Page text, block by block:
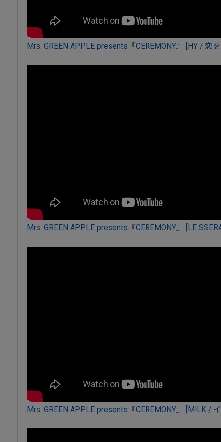
Mrs. GREEN APPLE presents『CEREMONY』 [HY / 恋
Mrs. GREEN APPLE presents『CEREMONY』 [LE
Mrs. GREEN APPLE presents『CEREMONY』 [M!LK /